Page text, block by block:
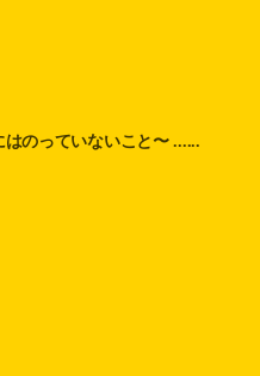
のっていないこと〜 ......